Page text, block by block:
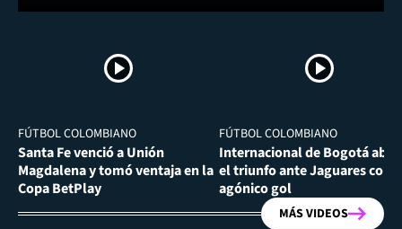
FÚTBOL COLOMBIANO
Santa Fe venció a Unión
Magdalena y tomó ventaja en la
Copa BetPlay
FÚTBOL COLOMBIANO
Internacional de Bogotá
el triunfo ante Jaguares con
agónico gol
MÁS VIDEOS